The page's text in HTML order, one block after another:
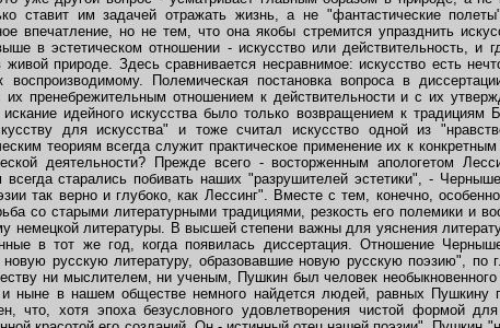
ставит им задачей отражать жизнь, а не "фантастические
впечатление, но не тем, что она якобы стремится упразднить
в эстетическом отношении - искусство или действительность, и
живой природе. Здесь сравнивается несравнимое: искусство есть
воспроизводимому. Полемическая постановка вопроса в
их пренебрежительным отношением к действительности и с их
идейного искусства было только возвращением к традициям
для искусства" и тоже считал искусство одной из
теориям всегда служит практическое применение их к
деятельности? Прежде всего - восторженным апологетом
всегда старались побивать наших "разрушителей эстетики", -
так верно и глубоко, как Лессинг". Вместе с тем, конечно,
со старыми литературными традициями, резкость его полемики и
немецкой литературы. В высшей степени важны для уяснения
в тот же год, когда появилась диссертация. Отношение
русскую литературу, образовавшие новую русскую поэзию", по
ни мыслителем, ни ученым, Пушкин был человек
ныне в нашем обществе немного найдется людей, равных Пушкину
что, хотя эпоха безусловного удовлетворения чистой формой